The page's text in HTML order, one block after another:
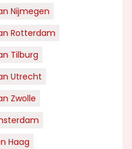
Nijmegen
Rotterdam
Tilburg
Utrecht
Zwolle
Haag